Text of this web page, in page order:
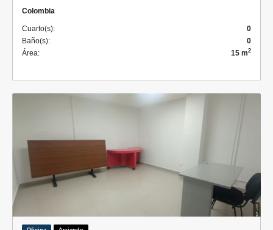
Colombia
Cuarto(s):
0
Baño(s):
0
Área:
15 m2